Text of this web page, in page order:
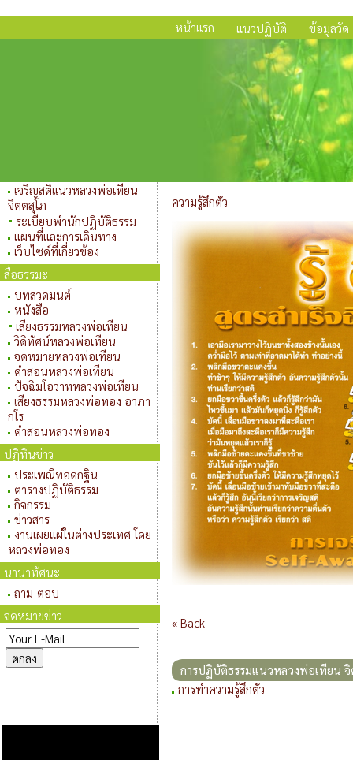
หน้าแรก แนวปฏิบัติ ข้อมูลวัด
เจริญสติแนวหลวงพ่อเทียน
จิตฺตสุโภ
ระเบียบพำนักปฏิบัติธรรม
แผนที่และการเดินทาง
เว็บไซด์ที่เกี่ยวข้อง
สื่อธรรมะ
บทสวดมนต์
หนังสือ
เสียงธรรมหลวงพ่อเทียน
วิดิทัศน์หลวงพ่อเทียน
จดหมายหลวงพ่อเทียน
คำสอนหลวงพ่อเทียน
ปัจฉิมโอวาทหลวงพ่อเทียน
เสียงธรรมหลวงพ่อทอง อาภา
กโร
คำสอนหลวงพ่อทอง
ปฏิทินข่าว
ประเพณีทอดกฐิน
ตารางปฏิบัติธรรม
กิจกรรม
ข่าวสาร
งานเผยแผ่ในต่างประเทศ โดย
หลวงพ่อทอง
นานาทัศนะ
ถาม-ตอบ
จดหมายข่าว
ความรู้สึกตัว
« Back
การปฏิบัติธรรมแนวหลวงพ่อเทียน
การทำความรู้สึกตัว